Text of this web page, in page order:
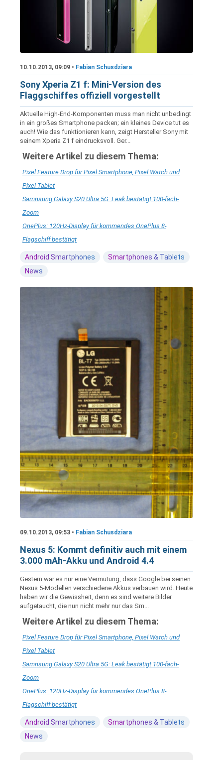
10.10.2013, 09:09 • Fabian Schusdziara
Sony Xperia Z1 f: Mini-Version des
Flaggschiffes offiziell vorgestellt
Aktuelle High-End-Komponenten muss man nicht unbedingt
in ein großes Smartphone packen; ein kleines Device tut es
auch! Wie das funktionieren kann, zeigt Hersteller Sony mit
seinem Xperia Z1 f eindrucksvoll. Ger...
Weitere Artikel zu diesem Thema:
Pixel Feature Drop für Pixel Smartphone, Pixel Watch und
Pixel Tablet
Samnsung Galaxy S20 Ultra 5G: Leak bestätigt 100-fach-
Zoom
OnePlus: 120Hz-Display für kommendes OnePlus 8-
Flagschiff bestätigt
Android Smartphones
Smartphones & Tablets
News
09.10.2013, 09:53 • Fabian Schusdziara
Nexus 5: Kommt definitiv auch mit einem
3.000 mAh-Akku und Android 4.4
Gestern war es nur eine Vermutung, dass Google bei seinen
Nexus 5-Modellen verschiedene Akkus verbauen wird. Heute
haben wir die Gewissheit, denn es sind weitere Bilder
aufgetaucht, die nun nicht mehr nur das Sm...
Weitere Artikel zu diesem Thema:
Pixel Feature Drop für Pixel Smartphone, Pixel Watch und
Pixel Tablet
Samnsung Galaxy S20 Ultra 5G: Leak bestätigt 100-fach-
Zoom
OnePlus: 120Hz-Display für kommendes OnePlus 8-
Flagschiff bestätigt
Android Smartphones
Smartphones & Tablets
News